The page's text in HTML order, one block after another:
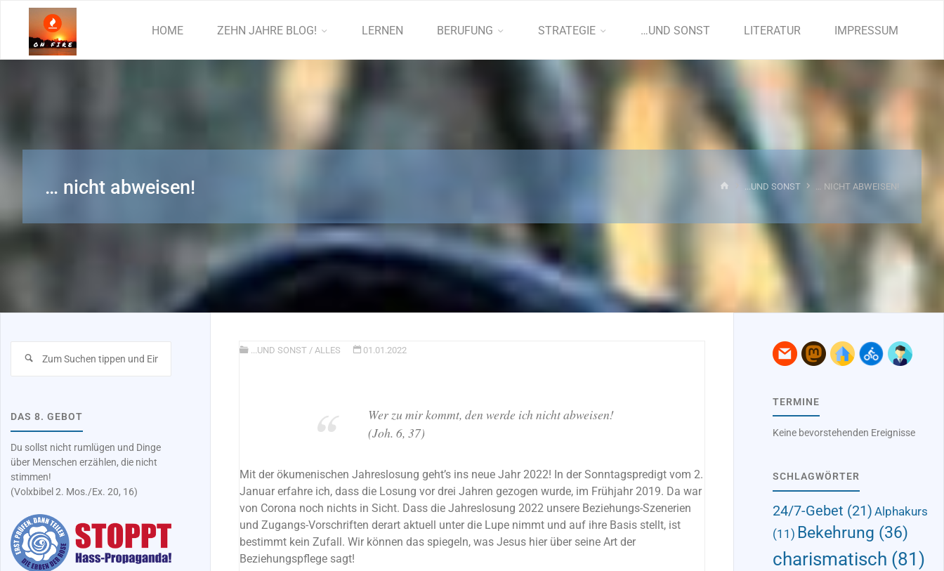
springen
HOME ZEHN JAHRE BLOG! LERNEN BERUFUNG STRATEGIE …UND SONST LITERATUR IMPRESSUM
… nicht abweisen! START...UND SONST … NICHT ABWEISEN!
...UND SONST / ALLES 01.01.2022
Wer zu mir kommt, den werde ich nicht abweisen!
(Joh. 6, 37)
Mit der ökumenischen Jahreslosung geht’s ins neue Jahr 2022! In der Sonntagspredigt vom 2.
Januar erfahre ich, dass die Losung vor drei Jahren gezogen wurde, im Frühjahr 2019. Da war
von Corona noch nichts in Sicht. Dass die Jahreslosung 2022 unsere Beziehungs-Szenerien
und Zugangs-Vorschriften derart aktuell unter die Lupe nimmt und auf ihre Basis stellt, ist
bestimmt kein Zufall. Wir können das spiegeln, was Jesus hier über seine Art der
Beziehungspflege sagt!
DAS 8. GEBOT
Du sollst nicht rumlügen und Dinge
über Menschen erzählen, die nicht
stimmen!
(Volxbibel 2. Mos./Ex. 20, 16)
TERMINE
Keine bevorstehenden Ereignisse
SCHLAGWÖRTER
24/7-Gebet (21) Alphakurs
(11) Bekehrung (36)
charismatisch (81)